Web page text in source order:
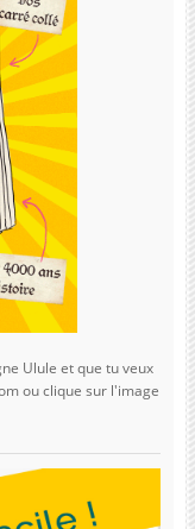
Ulule et que tu veux
ou clique sur l'image